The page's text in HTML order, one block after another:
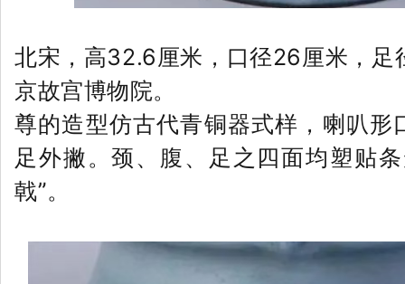
北宋，高32.6厘米，口径26厘米，足
京故宫博物院。
尊的造型仿古代青铜器式样，喇叭形
足外撇。颈、腹、足之四面均塑贴
戟”。